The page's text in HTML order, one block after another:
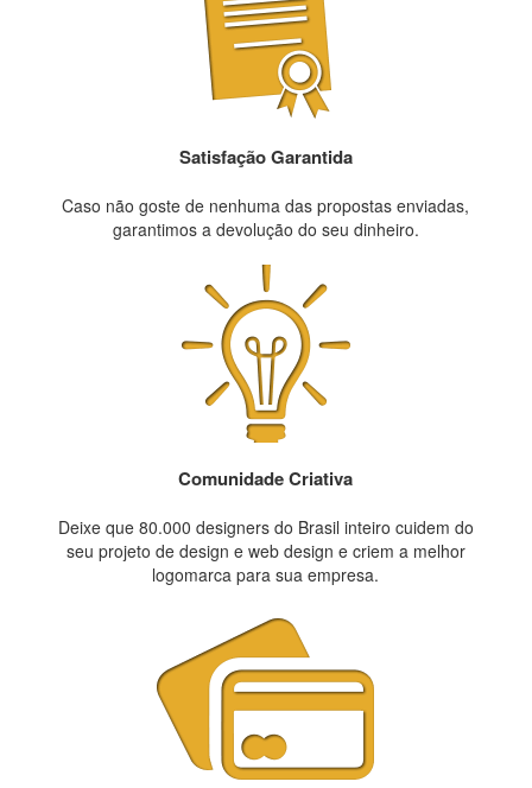
Satisfação Garantida
Caso não goste de nenhuma das propostas enviadas,
garantimos a devolução do seu dinheiro.
Comunidade Criativa
Deixe que 80.000 designers do Brasil inteiro cuidem do
seu projeto de design e web design e criem a melhor
logomarca para sua empresa.